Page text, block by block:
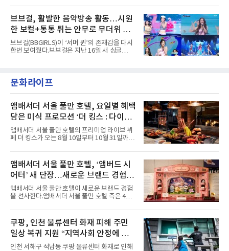
엣을 거침없이 결합했다. 멤버들은 각기 다른 개
성을 살린 스타일링을 선
벌 오디오·음원 스트리밍 플랫폼 스포티파이에
서 27일 자로 누적 재생 수 2억 회를 돌파했
다”고 밝혔다.곡이 발표된 지 약 10개월 만이다.
팀의 첫 번째 2억 스트리밍 곡은 동일 음반에 수
록된 ‘GO!’다. 이 노래는 공개 약 9개월 만인 지
난달 26일 자에 2억 고지를 밟았다. 이는 최근 5
년 내 데뷔한 보이그룹의 곡 중 최단기 2억 달성
했다. “내 티, 5 bucks 바지는, 만원” 등 멤버들
의 라이프 스타일
브브걸, 활발한 음악방송 활동…시원
한 보컬+통통 튀는 안무로 무더위 사
냥
브브걸(BBGIRLS)이 ‘서머 퀸’의 존재감을 다시
한번 보여줬다.브브걸은 지난 16일 새 싱글
MBC '쇼! 음악중심', SBS '인기가요' 등 주요 음
악방송 무대에 올라 화려한 퍼포먼스를 펼쳤다.
력을 앞세워 매 무대 색다른 볼거리를 선사했다.
특히 화사한 파스텔 톤의 비치웨어부터 청량한
마린룩, 햇살 아래 반짝이는 물결을 연상시키는
스커트, 강렬한 붉은 계열의 스타일링까지 각기
다른 매력을 선보였다. 브브걸은 다채로운 여름
패션을 완벽하게 소화하며 보
문화라이프
앰배서더 서울 풀만 호텔, 요일별 혜택
담은 미식 프로모션 ‘더 킹스 : 다이닝
프리빌리지즈’ 선봬
앰배서더 서울 풀만 호텔의 프리미엄 라이브 뷔
페 더 킹스가 오는 8월 10일부터 10월 31일까지
즈’를 선보인다.앰배서더 서울 풀만 호텔 측은
“요일마다 다른 즐거움과 한층 깊어진 미식의 여
유를 경험할 수 있도록 기획했다”고 밝혔다.먼저
월요일과 화요일에는 한 주의 문을 여는 여유로
운 식사를 테마로 다양한 혜택이 마련된다. 런치
이용 시 성인 5인 이상 사전 예약 고객에게 성인
1인 무료 혜택을 제공하며, 디너 이용 시에는 성
유료 회원 고객을 대상으로 5% 추가 할인 또는
바우처 1매 추가
앰배서더 서울 풀만 호텔, ‘앰버드 시
어터’ 새 단장…새로운 브랜드 경험 선
사
앰배서더 서울 풀만 호텔이 새로운 브랜드 경험
을 선사한다.앰배서더 서울 풀만 호텔 측은 4일
이야기를 담은 인형 극장 콘셉트의 공간 ‘앰버드
시어터(Ambird Theater)’를 새롭게 선보인
다”고 밝혔다.앰배서더 서울 풀만 호텔은 로비
한편에 마련된 앰버드 존을 통해 앰버드의 세계
관을 소개해왔다. 앰버드 존은 앰버드가 우주여
쿠팡, 인천 물류센터 화재 피해 주민
일상 복귀 지원 “지역사회 안정에 총
력”
인천 서해구 석남동 쿠팡 물류센터 화재로 인해